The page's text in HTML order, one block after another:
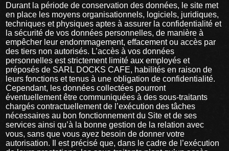
Durant la période de conservation des données, le site met
en place les moyens organisationnels, logiciels, juridiques,
techniques et physiques aptes à assurer la confidentialité et
la sécurité de vos données personnelles, de manière à
empêcher leur endommagement, effacement ou accès par
des tiers non autorisés. L’accès à vos données
personnelles est strictement limité aux employés et
préposés de SARL DOCKS CAFE, habilités en raison de
leurs fonctions et tenus à une obligation de confidentialité.
Cependant, les données collectées pourront
éventuellement être communiquées à des sous-traitants
chargés contractuellement de l’exécution des tâches
nécessaires au bon fonctionnement du Site et de ses
services ainsi qu’à la bonne gestion de la relation avec
vous, sans que vous ayez besoin de donner votre
autorisation. Il est précisé que, dans le cadre de l’exécution